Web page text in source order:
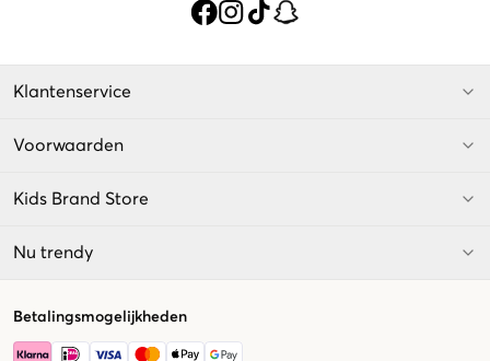
Klantenservice
Voorwaarden
Kids Brand Store
Nu trendy
Betalingsmogelijkheden